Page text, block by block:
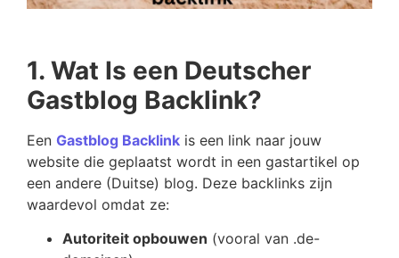
1. Wat Is een Deutscher
Gastblog Backlink?
Een Gastblog Backlink is een link naar jouw
website die geplaatst wordt in een gastartikel op
een andere (Duitse) blog. Deze backlinks zijn
waardevol omdat ze:
Autoriteit opbouwen (vooral van .de-